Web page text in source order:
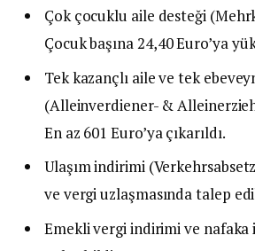
Çok çocuklu aile desteği
Çocuk başına 24,40 Euro’ya
Tek kazançlı aile ve tek
(Alleinverdiener- &
En az 601 Euro’ya çıkarıldı.
Ulaşım indirimi
ve vergi uzlaşmasında talep
Emekli vergi indirimi ve nafaka